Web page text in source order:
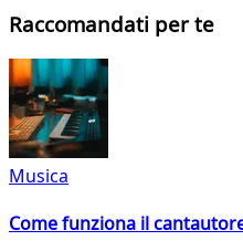
Raccomandati per te
Musica
Come funziona il